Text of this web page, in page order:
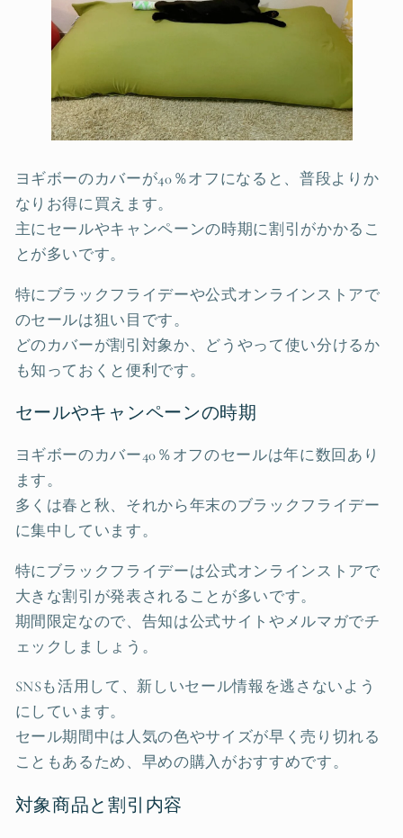
ヨギボーのカバーが40％オフになると、普段よりか
なりお得に買えます。
主にセールやキャンペーンの時期に割引がかかるこ
とが多いです。
特にブラックフライデーや公式オンラインストアで
のセールは狙い目です。
どのカバーが割引対象か、どうやって使い分けるか
も知っておくと便利です。
セールやキャンペーンの時期
ヨギボーのカバー40％オフのセールは年に数回あり
ます。
多くは春と秋、それから年末のブラックフライデー
に集中しています。
特にブラックフライデーは公式オンラインストアで
大きな割引が発表されることが多いです。
期間限定なので、告知は公式サイトやメルマガでチ
ェックしましょう。
SNSも活用して、新しいセール情報を逃さないよう
にしています。
セール期間中は人気の色やサイズが早く売り切れる
こともあるため、早めの購入がおすすめです。
対象商品と割引内容